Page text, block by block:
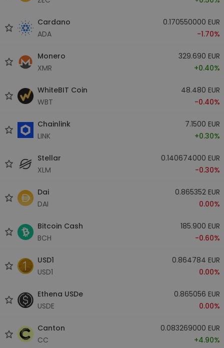
Cardano
ADA
0.170550000 EUR
-1.70%
Monero
XMR
329.690 EUR
+0.40%
WhiteBIT Coin
WBT
48.480 EUR
-0.40%
Chainlink
LINK
7.1500 EUR
+0.30%
Stellar
XLM
0.140674000 EUR
-0.30%
Dai
DAI
0.865352 EUR
0.00%
Bitcoin Cash
BCH
185.900 EUR
-0.60%
USD1
USD1
0.864784 EUR
0.00%
Ethena USDe
USDE
0.865056 EUR
0.00%
Canton
CC
0.083269000 EUR
+4.90%